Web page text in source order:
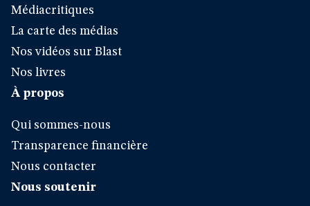
Médiacritiques
La carte des médias
Nos vidéos sur Blast
Nos livres
À propos
Qui sommes-nous
Transparence financière
Nous contacter
Nous soutenir